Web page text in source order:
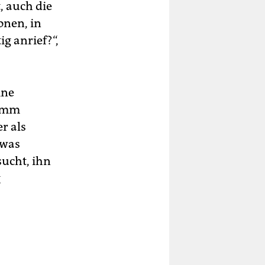
auch die
in
anrief?“,
als
ihn